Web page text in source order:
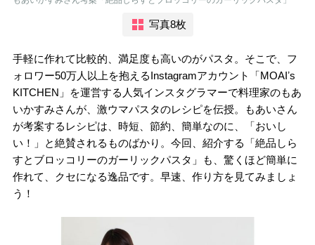
写真8枚
手軽に作れて比較的、満足度も高いのがパスタ。そこで、フ
ォロワー50万人以上を抱えるInstagramアカウント「MOAIʼs
KITCHEN」を運営する人気インスタグラマーで料理家のもあ
いかすみさんが、激ウマパスタのレシピを伝授。もあいさん
が考案するレシピは、時短、節約、簡単なのに、「おいし
い！」と絶賛されるものばかり。今回、紹介する「絶品しら
すとブロッコリーのガーリックパスタ」も、驚くほど簡単に
作れて、クセになる逸品です。早速、作り方を見てみましょ
う！